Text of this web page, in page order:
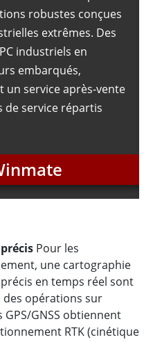
robustes conçues
extrêmes. Des
industriels en
embarqués,
un service après-vente
de service répartis
Pour les
une cartographie
en temps réel sont
des opérations sur
GNSS obtiennent
RTK (cinétique